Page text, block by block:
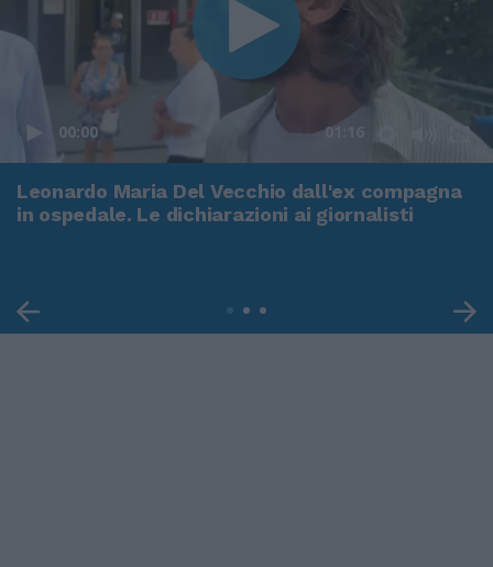
00:00 01:16
Leonardo Maria Del Vecchio dall'ex compagna
in ospedale. Le dichiarazioni ai giornalisti